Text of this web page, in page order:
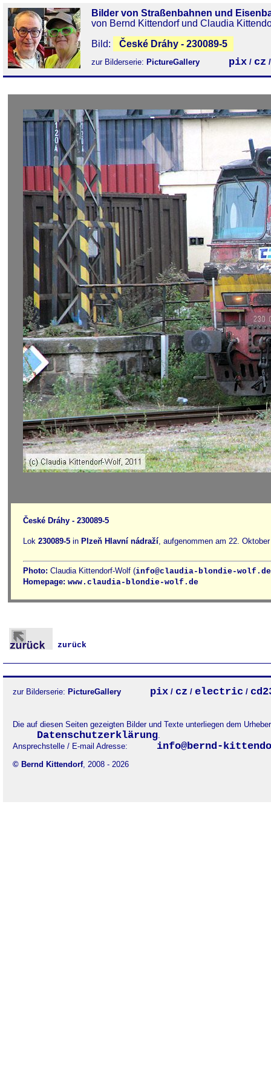
Bilder von Straßenbahnen und
von Bernd Kittendorf und Claudia
Bild:
České Dráhy - 230089-5
zur Bilderserie: PictureGallery pix / cz
České Dráhy - 230089-5
Lok 230089-5 in Plzeň Hlavní nádraží, aufgenommen am 22.
Photo: Claudia Kittendorf-Wolf (info@claudia-blondie-wolf.de
Homepage: www.claudia-blondie-wolf.de
zurück
zur Bilderserie: PictureGallery pix / cz / electric /
Die auf diesen Seiten gezeigten Bilder und Texte unterliegen dem
Datenschutzerklärung.
Ansprechstelle / E-mail Adresse:
info@bernd-
© Bernd Kittendorf, 2008 - 2026